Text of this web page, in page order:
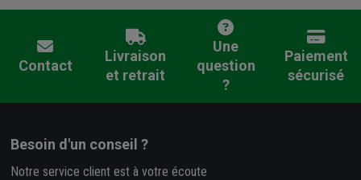
Contact
Livraison
et retrait
Une
question
?
Paiement
sécurisé
Besoin d'un conseil ?
Notre service client est à votre écoute